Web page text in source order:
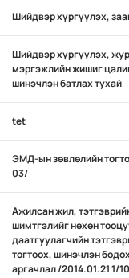
Шийдвэр хүргүүлэх,
Шийдвэр хүргүүлэх,
мэргэжлийн жишиг
шинэчлэн батлах тухай
tet
ЭМД-ын зөвлөлийн
03/
Ажилсан жил,
шимтгэлийг нөхөн
даатгуулагчийн
тогтоох, шинэчлэн
аргачлал /2014.01.21 1/